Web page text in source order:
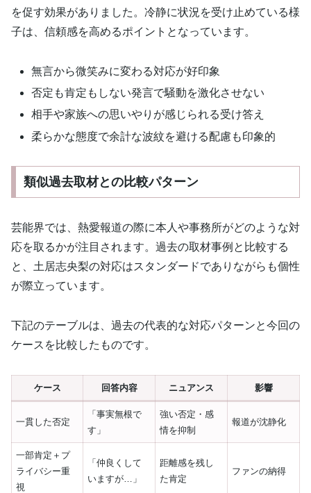
を促す効果がありました。冷静に状況を受け止めている様
子は、信頼感を高めるポイントとなっています。
無言から微笑みに変わる対応が好印象
否定も肯定もしない発言で騒動を激化させない
相手や家族への思いやりが感じられる受け答え
柔らかな態度で余計な波紋を避ける配慮も印象的
類似過去取材との比較パターン
芸能界では、熱愛報道の際に本人や事務所がどのような対
応を取るかが注目されます。過去の取材事例と比較する
と、土居志央梨の対応はスタンダードでありながらも個性
が際立っています。
下記のテーブルは、過去の代表的な対応パターンと今回の
ケースを比較したものです。
ケース 回答内容 ニュアンス 影響
一貫した否定
「事実無根で
す」
強い否定・感
情を抑制
報道が沈静化
一部肯定＋プ
ライバシー重
視
「仲良くして
いますが…」
距離感を残し
た肯定
ファンの納得